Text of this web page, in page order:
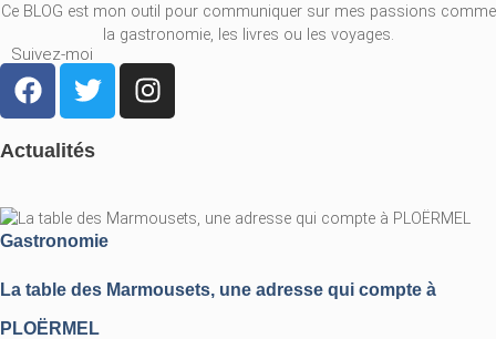
Ce BLOG est mon outil pour communiquer sur mes passions comme
la gastronomie, les livres ou les voyages.
Suivez-moi
Actualités
Gastronomie
La table des Marmousets, une adresse qui compte à
PLOËRMEL